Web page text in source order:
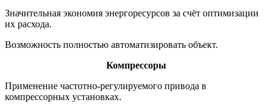
Значительная экономия энергоресурсов за счёт оптимизации
их расхода.
Возможность полностью автоматизировать объект.
Компрессоры
Применение частотно-регулируемого привода в
компрессорных установках.